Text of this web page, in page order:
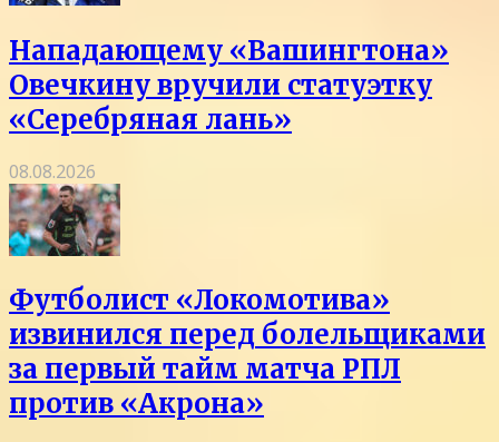
Нападающему «Вашингтона»
Овечкину вручили статуэтку
«Серебряная лань»
08.08.2026
Футболист «Локомотива»
извинился перед болельщиками
за первый тайм матча РПЛ
против «Акрона»